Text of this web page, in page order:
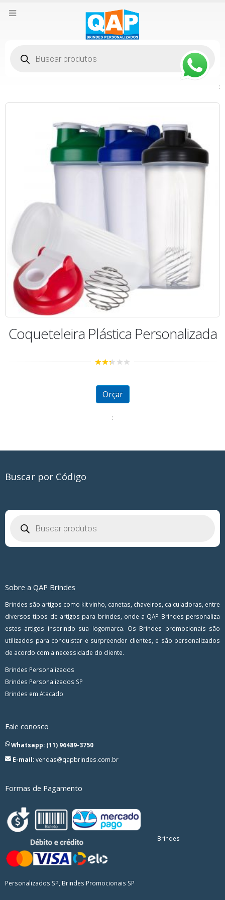
produtos
:
Coqueteleira Plástica Personalizada
of 5
Orçar
:
Buscar por Código
produtos
Sobre a QAP Brindes
Brindes são artigos como kit vinho, canetas, chaveiros, calculadoras, entre
diversos tipos de artigos para brindes, onde a QAP Brindes personaliza
estes artigos inserindo sua logomarca. Os Brindes promocionais são
utilizados para conquistar e surpreender clientes, e são personalizados
de acordo com a necessidade do cliente.
Brindes Personalizados
Brindes Personalizados SP
Brindes em Atacado
Fale conosco
Whatsapp: (11) 96489-3750
E-mail:vendas@qapbrindes.com.br
Formas de Pagamento
Brindes
Personalizados SP, Brindes Promocionais SP